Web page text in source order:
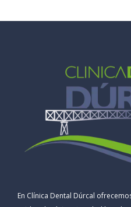
En Clínica Dental Dúrcal